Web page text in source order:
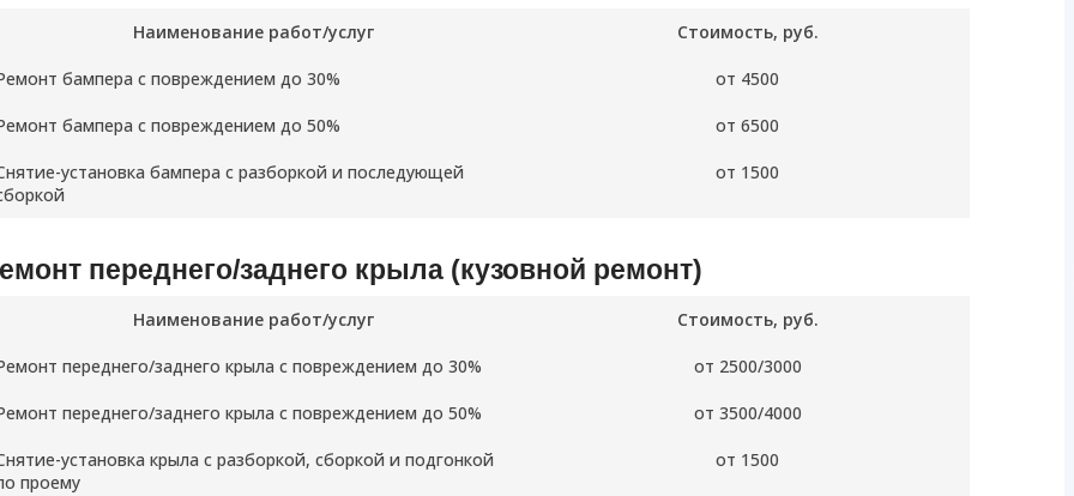
Наименование работ/услуг Стоимость, руб.
бампера с повреждением до 30% от 4500
бампера с повреждением до 50% от 6500
установка бампера с разборкой и последующей
от 1500
переднего/заднего крыла (кузовной ремонт)
Наименование работ/услуг Стоимость, руб.
переднего/заднего крыла с повреждением до 30% от 2500/3000
переднего/заднего крыла с повреждением до 50% от 3500/4000
установка крыла с разборкой, сборкой и подгонкой
проему
от 1500